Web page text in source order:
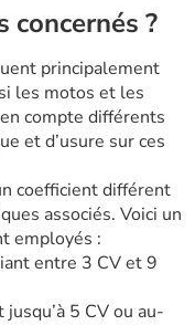
concernés ?
principalement
les motos et les
compte différents
et d’usure sur ces
coefficient différent
associés. Voici un
employés :
entre 3 CV et 9
5 CV ou au-